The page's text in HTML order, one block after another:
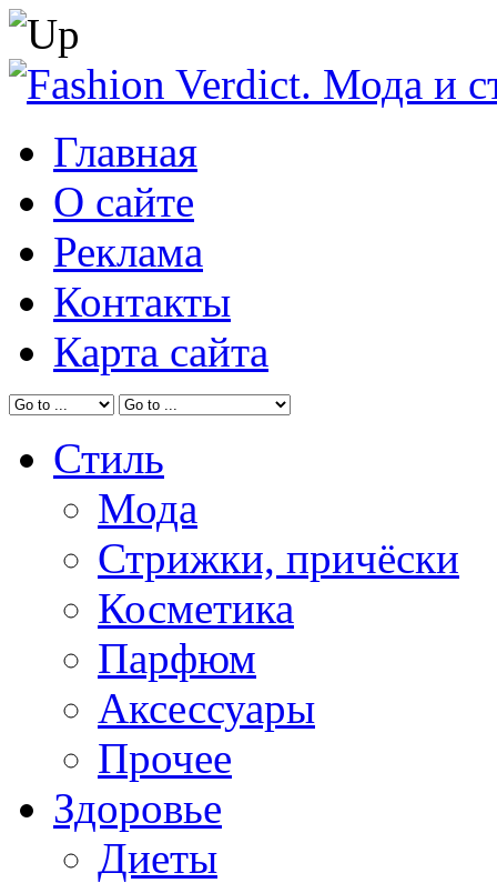
Главная
О сайте
Реклама
Контакты
Карта сайта
Стиль
Мода
Стрижки, причёски
Косметика
Парфюм
Аксессуары
Прочее
Здоровье
Диеты